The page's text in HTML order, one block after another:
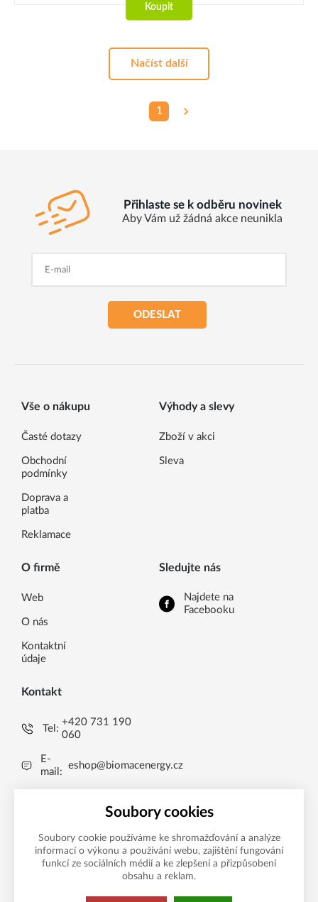
Koupit
Načíst další
1
Přihlaste se k odběru novinek
Aby Vám už žádná akce neunikla
ODESLAT
Vše o nákupu
Časté dotazy
Obchodní
podmínky
Doprava a
platba
Reklamace
Výhody a slevy
Zboží v akci
Sleva
O firmě
Web
O nás
Kontaktní
údaje
Sledujte nás
Najdete na
Facebooku
Kontakt
Tel:
+420 731 190
060
E-
mail:
eshop@biomacenergy.cz
Možnosti platby
Soubory cookies
Soubory cookie používáme ke shromažďování a analýze
informací o výkonu a používání webu, zajištění fungování
funkcí ze sociálních médií a ke zlepšení a přizpůsobení
obsahu a reklam.